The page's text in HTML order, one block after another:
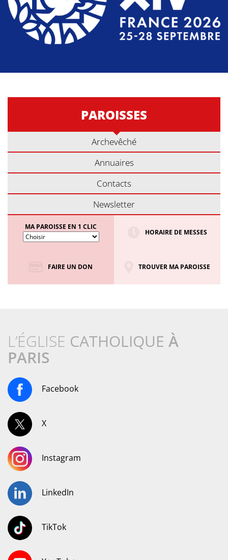
PAROISSES
Archevêché
Annuaires
Contacts
Newsletter
MA PAROISSE EN 1 CLIC
HORAIRE DE MESSES
FAIRE UN DON TROUVER MA PAROISSE
L’ÉGLISE CATHOLIQUE À
PARIS
Facebook
X
Instagram
LinkedIn
TikTok